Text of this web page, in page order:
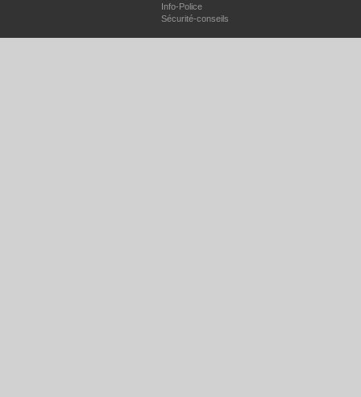
Info-Police
Sécurité-conseils